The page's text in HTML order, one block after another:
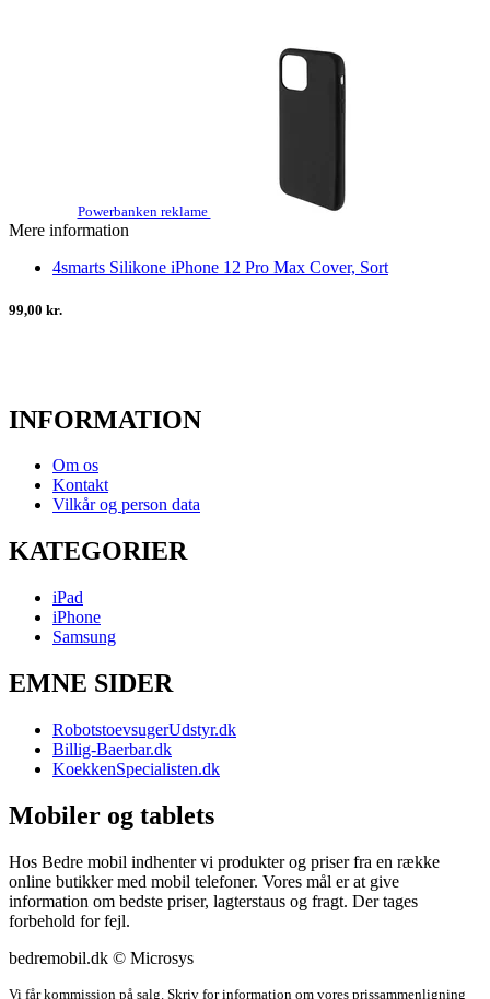
Powerbanken reklame
Mere information
4smarts Silikone iPhone 12 Pro Max Cover, Sort
99,00 kr.
INFORMATION
Om os
Kontakt
Vilkår og person data
KATEGORIER
iPad
iPhone
Samsung
EMNE SIDER
RobotstoevsugerUdstyr.dk
Billig-Baerbar.dk
KoekkenSpecialisten.dk
Mobiler og tablets
Hos Bedre mobil indhenter vi produkter og priser fra en række
online butikker med mobil telefoner. Vores mål er at give
information om bedste priser, lagterstaus og fragt. Der tages
forbehold for fejl.
bedremobil.dk © Microsys
Vi får kommission på salg. Skriv for information om vores prissammenligning